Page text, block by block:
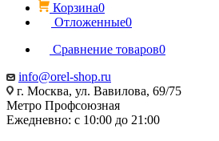
Корзина0
Отложенные0
Сравнение товаров0
info@orel-shop.ru
г. Москва, ул. Вавилова, 69/75
Метро Профсоюзная
Ежедневно: с 10:00 до 21:00